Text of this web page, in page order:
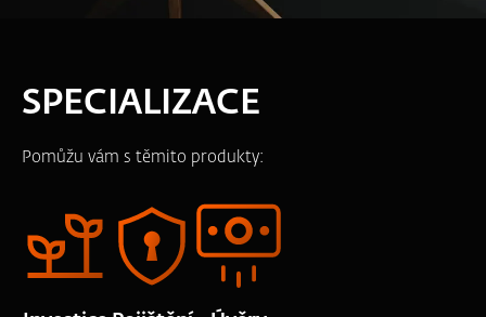
SPECIALIZACE
Pomůžu vám s těmito produkty: